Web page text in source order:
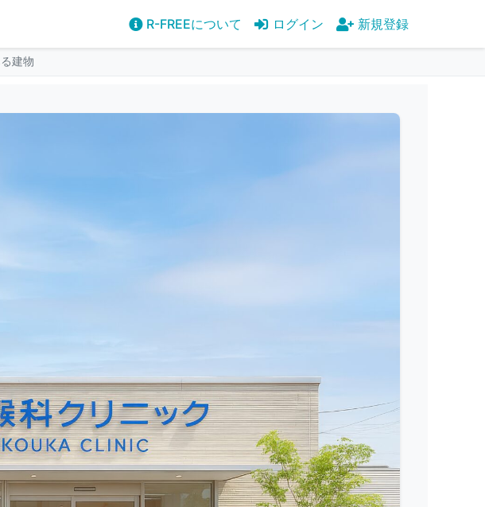
R-FREEについて ログイン 新規登録
建物